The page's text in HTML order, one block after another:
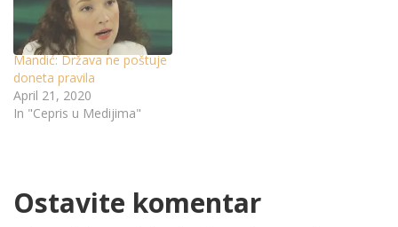
Mandić: Država ne poštuje
doneta pravila
April 21, 2020
In "Cepris u Medijima"
Ostavite komentar